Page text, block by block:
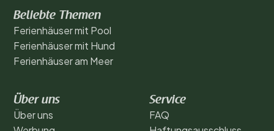
Beliebte Themen
Ferienhäuser mit Pool
Ferienhäuser mit Hund
Ferienhäuser am Meer
Über uns
Über uns
Service
FAQ